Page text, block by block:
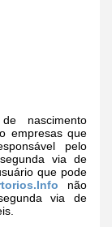
nascimento
empresas que
pelo
via de
que pode
não
via de